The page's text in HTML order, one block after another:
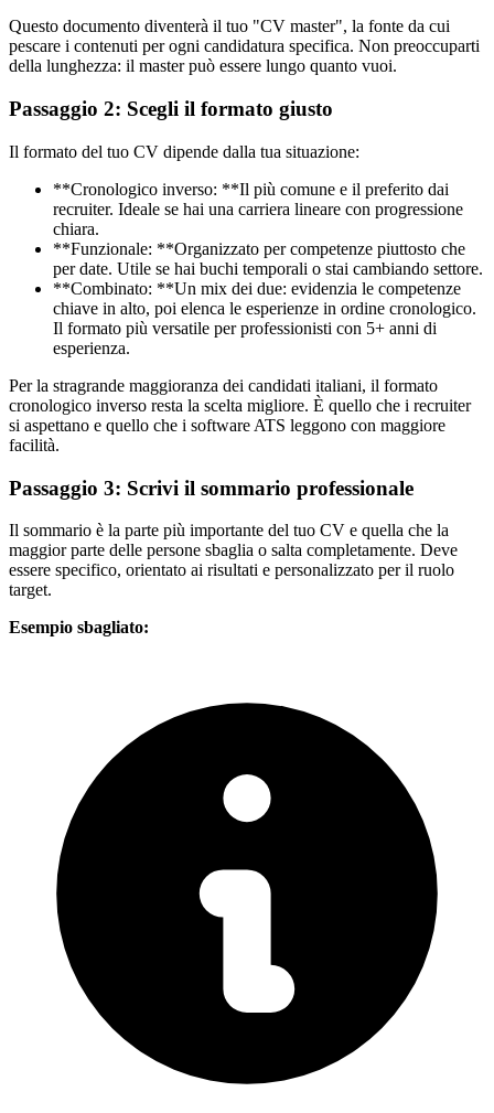
Questo documento diventerà il tuo "CV master", la fonte da cui
pescare i contenuti per ogni candidatura specifica. Non preoccuparti
della lunghezza: il master può essere lungo quanto vuoi.
Passaggio 2: Scegli il formato giusto
Il formato del tuo CV dipende dalla tua situazione:
**Cronologico inverso: **Il più comune e il preferito dai
recruiter. Ideale se hai una carriera lineare con progressione
chiara.
**Funzionale: **Organizzato per competenze piuttosto che
per date. Utile se hai buchi temporali o stai cambiando settore.
**Combinato: **Un mix dei due: evidenzia le competenze
chiave in alto, poi elenca le esperienze in ordine cronologico.
Il formato più versatile per professionisti con 5+ anni di
esperienza.
Per la stragrande maggioranza dei candidati italiani, il formato
cronologico inverso resta la scelta migliore. È quello che i recruiter
si aspettano e quello che i software ATS leggono con maggiore
facilità.
Passaggio 3: Scrivi il sommario professionale
Il sommario è la parte più importante del tuo CV e quella che la
maggior parte delle persone sbaglia o salta completamente. Deve
essere specifico, orientato ai risultati e personalizzato per il ruolo
target.
Esempio sbagliato: